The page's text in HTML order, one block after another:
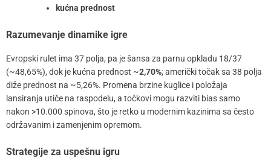
kućna prednost
Razumevanje dinamike igre
Evropski rulet ima 37 polja, pa je šansa za parnu opkladu 18/37
(~48,65%), dok je kućna prednost ~2,70%; američki točak sa 38 polja
diže prednost na ~5,26%. Promena brzine kuglice i položaja
lansiranja utiče na raspodelu, a točkovi mogu razviti bias samo
nakon >10.000 spinova, što je retko u modernim kazinima sa često
održavanim i zamenjenim opremom.
Strategije za uspešnu igru